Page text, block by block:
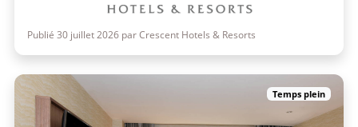
Publié 30 juillet 2026 par Crescent Hotels & Resorts
Temps plein